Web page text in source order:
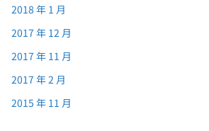
2018 年 1 月
2017 年 12 月
2017 年 11 月
2017 年 2 月
2015 年 11 月